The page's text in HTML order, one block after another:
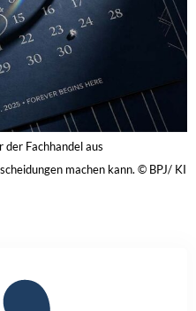
Fachhandel aus
machen kann. © BPJ/ KI